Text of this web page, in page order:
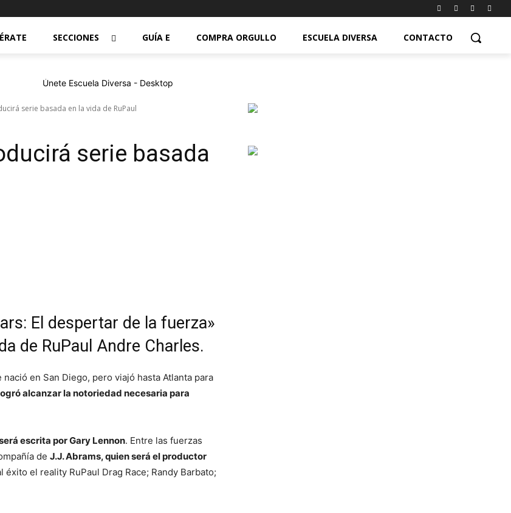
SECCIONES GUÍA E COMPRA ORGULLO ESCUELA DIVERSA CONTACTO
serie basada en la vida de RuPaul
serie basada
El despertar de la fuerza»
de RuPaul Andre Charles.
en San Diego, pero viajó hasta Atlanta para
alcanzar la notoriedad necesaria para
escrita por Gary Lennon. Entre las fuerzas
de J.J. Abrams, quien será el productor
el reality RuPaul Drag Race; Randy Barbato;